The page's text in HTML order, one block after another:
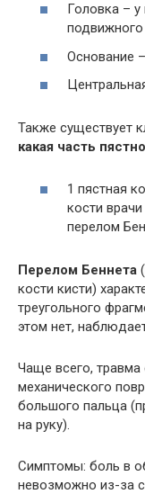
Головка – у
подвижного
Основание
Также существует
какая часть
1 пястная
кости
перелом
Перелом Беннета
кости кисти)
треугольного
этом нет,
Чаще всего, травма
механического
большого пальца
на руку).
Симптомы: боль в
невозможно из-за